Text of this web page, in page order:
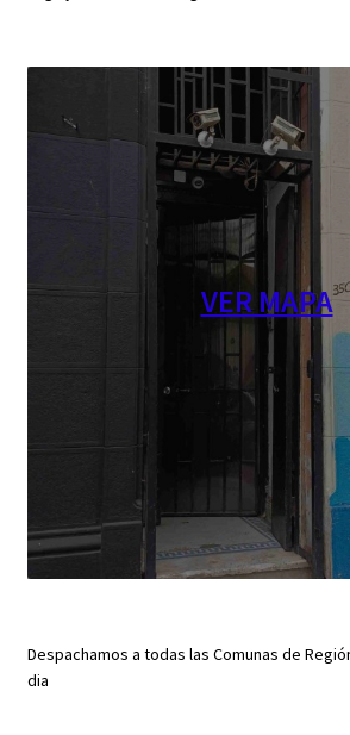
VER MAPA
Despachamos a todas las Comunas de
dia